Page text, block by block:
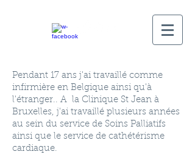
Pendant 17 ans j'ai travaillé comme
infirmière en Belgique ainsi qu'à
l'étranger.. A la Clinique St Jean à
Bruxelles, j'ai travaillé plusieurs années
au sein du service de Soins Palliatifs
ainsi que le service de cathétérisme
cardiaque.